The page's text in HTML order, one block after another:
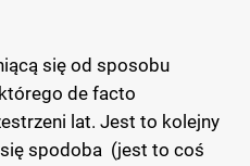
się od sposobu
de facto
lat. Jest to kolejny
spodoba (jest to coś